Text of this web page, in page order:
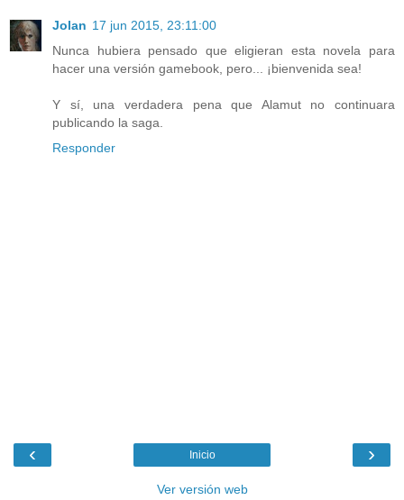
Jolan 17 jun 2015, 23:11:00
Nunca hubiera pensado que eligieran esta novela para
hacer una versión gamebook, pero... ¡bienvenida sea!
Y sí, una verdadera pena que Alamut no continuara
publicando la saga.
Responder
‹ ›
Inicio
Ver versión web